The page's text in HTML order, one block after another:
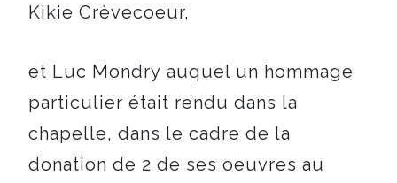
Kikie Crèvecoeur,
et Luc Mondry auquel un hommage
particulier était rendu dans la
chapelle, dans le cadre de la
donation de 2 de ses oeuvres au